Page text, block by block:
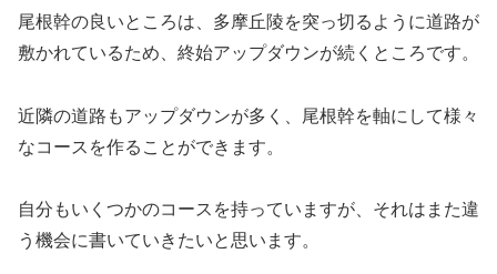
尾根幹の良いところは、多摩丘陵を突っ切るように道路が
敷かれているため、終始アップダウンが続くところです。
近隣の道路もアップダウンが多く、尾根幹を軸にして様々
なコースを作ることができます。
自分もいくつかのコースを持っていますが、それはまた違
う機会に書いていきたいと思います。